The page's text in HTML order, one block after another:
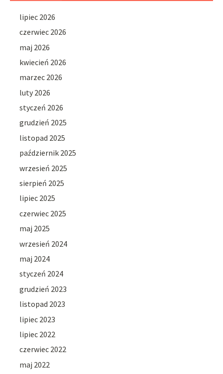
lipiec 2026
czerwiec 2026
maj 2026
kwiecień 2026
marzec 2026
luty 2026
styczeń 2026
grudzień 2025
listopad 2025
październik 2025
wrzesień 2025
sierpień 2025
lipiec 2025
czerwiec 2025
maj 2025
wrzesień 2024
maj 2024
styczeń 2024
grudzień 2023
listopad 2023
lipiec 2023
lipiec 2022
czerwiec 2022
maj 2022